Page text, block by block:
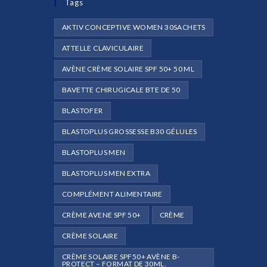
Tags
AKTIV CONCEPTIVE WOMEN 30SACHETS
ATTELLE CLAVICULAIRE
AVÈNE CRÈME SOLAIRE SPF 50+ 50 ML
BAVETTE CHIRUGICALE BTE DE 50
BLASTOFER
BLASTOPLUS GROSSESSE B30 GÉLULES
BLASTOPLUS MEN
BLASTOPLUS MEN EXTRA
COMPLÉMENT ALIMENTAIRE
CRÈME AVENE SPF 50+ CRÈME
CRÈME SOLAIRE
CRÈME SOLAIRE SPF50+ AVÈNE B-
PROTECT – FORMAT DE 30ML.